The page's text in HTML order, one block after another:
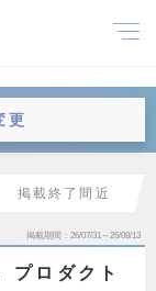
更
掲載終了間近
掲載期間 26/07/31～26/08/13
プロダクト